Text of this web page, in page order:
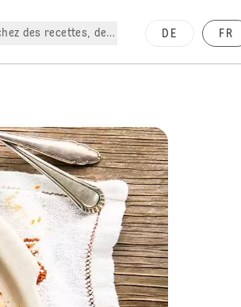
des recettes, des produits, etc.
DE FR